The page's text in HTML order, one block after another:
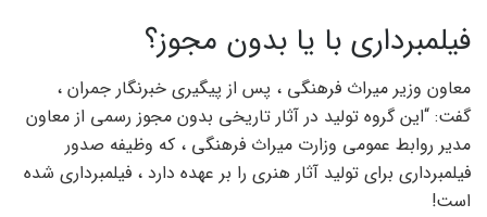
فیلمبرداری با یا بدون مجوز؟
معاون وزیر میراث فرهنگی ، پس از پیگیری خبرنگار جمران ،
گفت: “این گروه تولید در آثار تاریخی بدون مجوز رسمی از معاون
مدیر روابط عمومی وزارت میراث فرهنگی ، که وظیفه صدور
فیلمبرداری برای تولید آثار هنری را بر عهده دارد ، فیلمبرداری شده
است!